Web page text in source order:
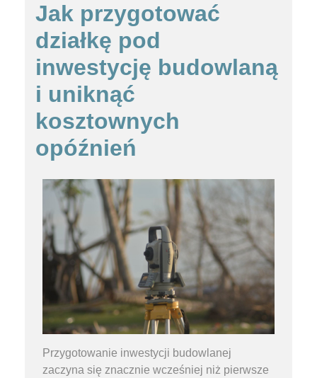
Jak przygotować
działkę pod
inwestycję budowlaną
i uniknąć
kosztownych
opóźnień
Przygotowanie inwestycji budowlanej
zaczyna się znacznie wcześniej niż pierwsze